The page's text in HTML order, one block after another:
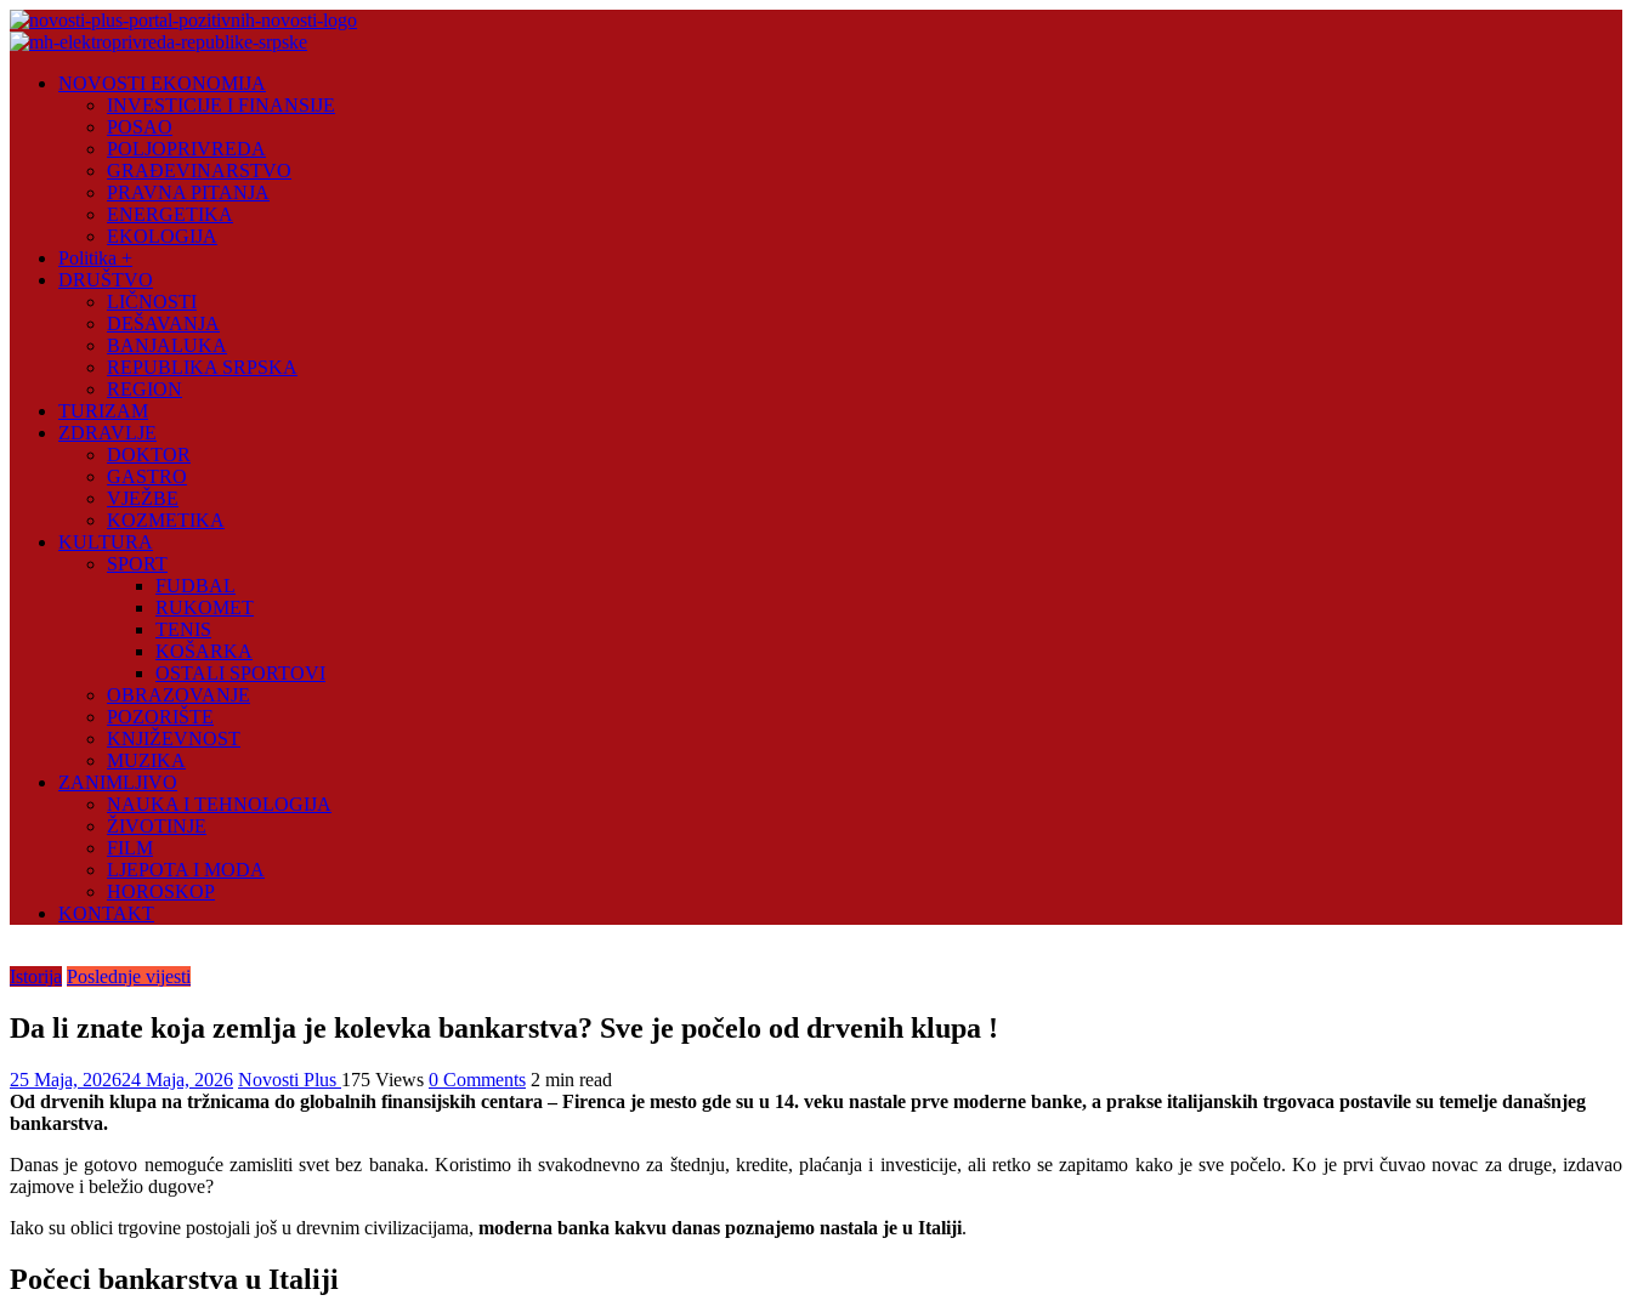
Skip
to
Plus
NOVOSTI EKONOMIJA
INVESTICIJE I FINANSIJE
POSAO
POLJOPRIVREDA
GRAĐEVINARSTVO
PRAVNA PITANJA
ENERGETIKA
EKOLOGIJA
Politika +
DRUŠTVO
LIČNOSTI
DEŠAVANJA
BANJALUKA
REPUBLIKA SRPSKA
REGION
TURIZAM
ZDRAVLJE
DOKTOR
GASTRO
VJEŽBE
KOZMETIKA
KULTURA
SPORT
FUDBAL
RUKOMET
TENIS
KOŠARKA
OSTALI SPORTOVI
OBRAZOVANJE
POZORIŠTE
KNJIŽEVNOST
MUZIKA
ZANIMLJIVO
NAUKA I TEHNOLOGIJA
ŽIVOTINJE
FILM
LJEPOTA I MODA
HOROSKOP
KONTAKT
Istorija Poslednje vijesti
Da li znate koja zemlja je kolevka bankarstva? Sve je počelo od drvenih klupa !
25 Maja, 202624 Maja, 2026 Novosti Plus 175 Views 0 Comments 2 min read
Od drvenih klupa na tržnicama do globalnih finansijskih centara – Firenca je mesto gde su u 14. veku nastale prve moderne banke, a prakse italijanskih trgovaca postavile su temelje današnjeg
bankarstva.
Danas je gotovo nemoguće zamisliti svet bez banaka. Koristimo ih svakodnevno za štednju, kredite, plaćanja i investicije, ali retko se zapitamo kako je sve počelo. Ko je prvi čuvao novac za druge, izdavao
zajmove i beležio dugove?
Iako su oblici trgovine postojali još u drevnim civilizacijama, moderna banka kakvu danas poznajemo nastala je u Italiji.
Počeci bankarstva u Italiji